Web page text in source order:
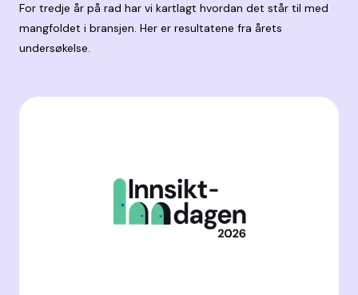
For tredje år på rad har vi kartlagt hvordan det står til med
mangfoldet i bransjen. Her er resultatene fra årets
undersøkelse.